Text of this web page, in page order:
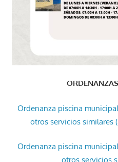
Ordenanza piscina
otros servicios similares
Ordenanza piscina
otros servicios